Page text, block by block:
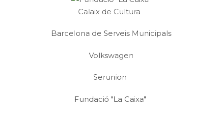
Calaix de Cultura
Barcelona de Serveis Municipals
Volkswagen
Serunion
Fundació "La Caixa"